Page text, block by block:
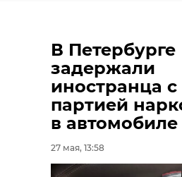
В Петербурге
задержали
иностранца с
партией
в автомобиле
27 мая, 13:58